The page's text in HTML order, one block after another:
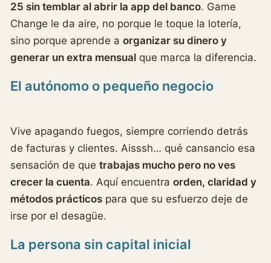
25 sin temblar al abrir la app del banco. Game
Change le da aire, no porque le toque la lotería,
sino porque aprende a organizar su dinero y
generar un extra mensual que marca la diferencia.
El autónomo o pequeño negocio
Vive apagando fuegos, siempre corriendo detrás
de facturas y clientes. Aisssh… qué cansancio esa
sensación de que trabajas mucho pero no ves
crecer la cuenta. Aquí encuentra orden, claridad y
métodos prácticos para que su esfuerzo deje de
irse por el desagüe.
La persona sin capital inicial